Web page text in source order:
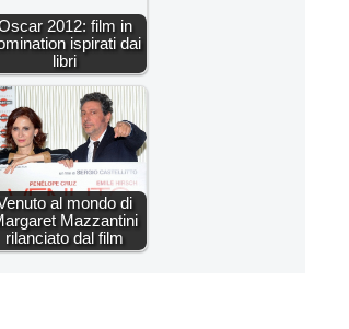
2012: film in
ispirati dai
libri
al mondo di
Mazzantini
rilanciato dal film